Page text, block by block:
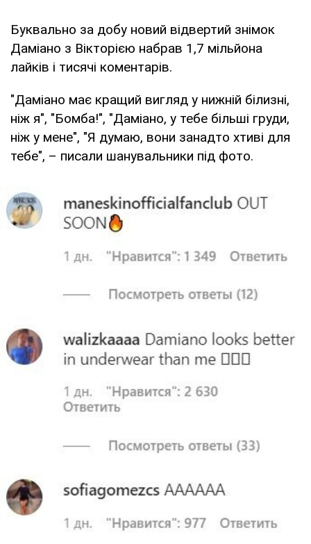
Буквально за добу новий відвертий знімок
Даміано з Вікторією набрав 1,7 мільйона
лайків і тисячі коментарів.
"Даміано має кращий вигляд у нижній білизні,
ніж я", "Бомба!", "Даміано, у тебе більші груди,
ніж у мене", "Я думаю, вони занадто хтиві для
тебе", – писали шанувальники під фото.